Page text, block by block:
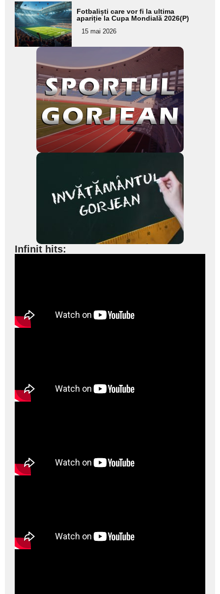
Adaugă
aici textul
pentru
subtitlu
Fotbaliști care vor fi la ultima
apariție la Cupa Mondială 2026(P)
15 mai 2026
Infinit hits: